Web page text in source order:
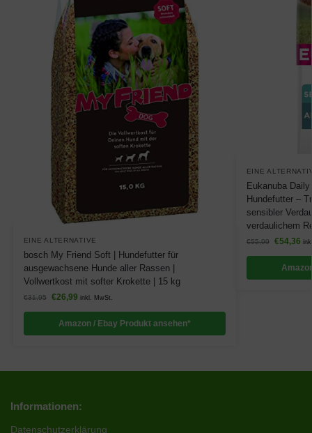
EINE ALTERNATIVE
bosch My Friend Soft | Hundefutter für
ausgewachsene Hunde aller Rassen |
Vollwertkost mit softer Krokette | 15 kg
€31,95 €26,99 inkl. MwSt.
Amazon / Ebay Produkt ansehen*
EINE
Eukanuba
Hundefutter –
sensibler
verdaulichem
€55,99 €54,36
Informationen:
Datenschutzerklärung